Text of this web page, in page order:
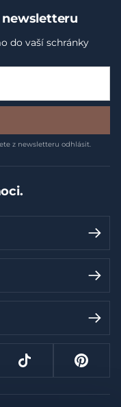
newsletteru
do vaší schránky
z newsletteru odhlásit.